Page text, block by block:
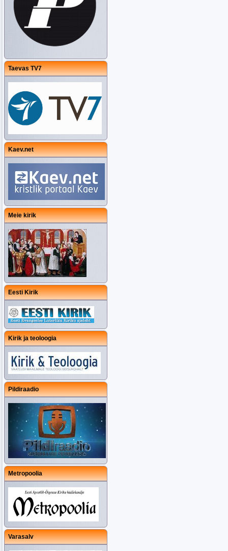
Taevas TV7
Kaev.net
Meie kirik
Eesti Kirik
Kirik ja teoloogia
Pildiraadio
Metropoolia
Varasalv